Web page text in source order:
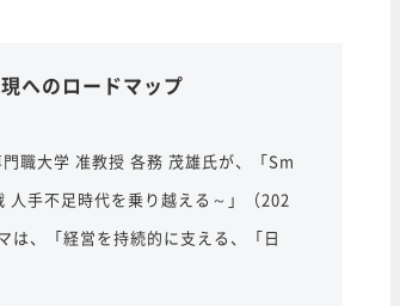
へのロードマップ
職大学 准教授 各務 茂雄氏が、「Sm
手不足時代を乗り越える～」（202
は、「経営を持続的に支える、「日